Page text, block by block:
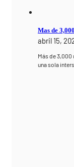
Mas de
abril 15,
Más de
una sola